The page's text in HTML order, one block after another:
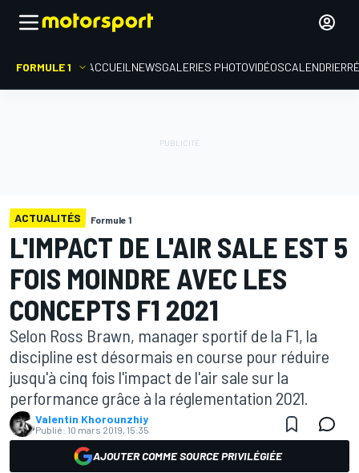
FORMULE 1 ACCUEIL NEWSGALERIES PHOTOVIDÉOSCALENDRIER
ACTUALITÉS Formule 1
L'IMPACT DE L'AIR SALE EST 5
FOIS MOINDRE AVEC LES
CONCEPTS F1 2021
Selon Ross Brawn, manager sportif de la F1, la
discipline est désormais en course pour réduire
jusqu'à cinq fois l'impact de l'air sale sur la
performance grâce à la réglementation 2021.
Valentin Khorounzhiy
Publié: 10 mars 2019, 15:35
AJOUTER COMME SOURCE PRIVILÉGIÉE